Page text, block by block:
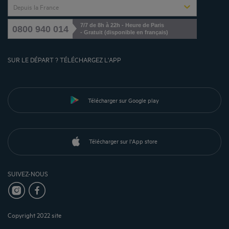
Depuis la France
0800 940 014
7/7 de 8h à 22h - Heure de Paris
- Gratuit (disponible en français)
SUR LE DÉPART ? TÉLÉCHARGEZ L'APP
Télécharger sur Google play
Télécharger sur l'App store
SUIVEZ-NOUS
Copyright 2022 site